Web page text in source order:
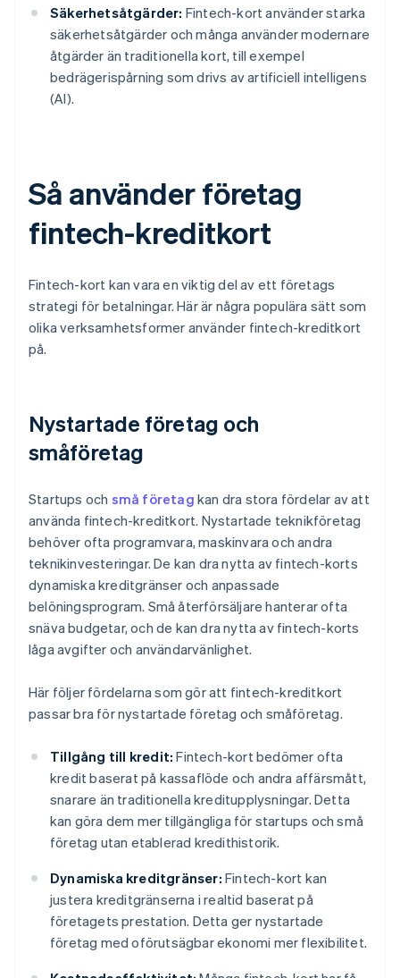
Säkerhetsåtgärder: Fintech-kort använder starka
säkerhetsåtgärder och många använder modernare
åtgärder än traditionella kort, till exempel
bedrägerispårning som drivs av artificiell intelligens
(AI).
Så använder företag
fintech-kreditkort
Fintech-kort kan vara en viktig del av ett företags
strategi för betalningar. Här är några populära sätt som
olika verksamhetsformer använder fintech-kreditkort
på.
Nystartade företag och
småföretag
Startups och små företag kan dra stora fördelar av att
använda fintech-kreditkort. Nystartade teknikföretag
behöver ofta programvara, maskinvara och andra
teknikinvesteringar. De kan dra nytta av fintech-korts
dynamiska kreditgränser och anpassade
belöningsprogram. Små återförsäljare hanterar ofta
snäva budgetar, och de kan dra nytta av fintech-korts
låga avgifter och användarvänlighet.
Här följer fördelarna som gör att fintech-kreditkort
passar bra för nystartade företag och småföretag.
Tillgång till kredit: Fintech-kort bedömer ofta
kredit baserat på kassaflöde och andra affärsmått,
snarare än traditionella kreditupplysningar. Detta
kan göra dem mer tillgängliga för startups och små
företag utan etablerad kredithistorik.
Dynamiska kreditgränser: Fintech-kort kan
justera kreditgränserna i realtid baserat på
företagets prestation. Detta ger nystartade
företag med oförutsägbar ekonomi mer flexibilitet.